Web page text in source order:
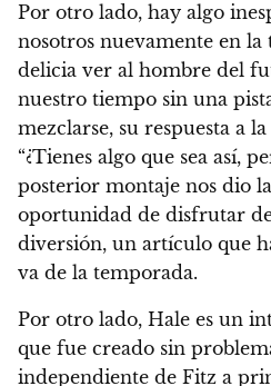
Por otro lado, hay algo
nosotros nuevamente en
delicia ver al hombre del
nuestro tiempo sin una
mezclarse, su respuesta a
“¿Tienes algo que sea así,
posterior montaje nos dio
oportunidad de disfrutar
diversión, un artículo que
va de la temporada.
Por otro lado, Hale es un
que fue creado sin
independiente de Fitz a